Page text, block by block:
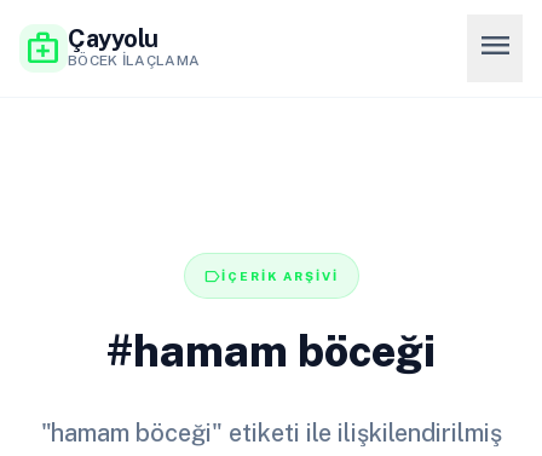
medical_services Çayyolu
BÖCEK İLAÇLAMA menu
labelİÇERİK ARŞİVİ
#hamam böceği
"hamam böceği" etiketi ile ilişkilendirilmiş